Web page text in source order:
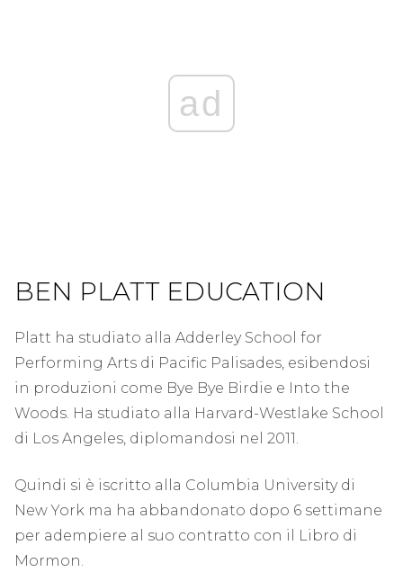
ad
BEN PLATT EDUCATION
Platt ha studiato alla Adderley School for
Performing Arts di Pacific Palisades, esibendosi
in produzioni come Bye Bye Birdie e Into the
Woods. Ha studiato alla Harvard-Westlake School
di Los Angeles, diplomandosi nel 2011.
Quindi si è iscritto alla Columbia University di
New York ma ha abbandonato dopo 6 settimane
per adempiere al suo contratto con il Libro di
Mormon.